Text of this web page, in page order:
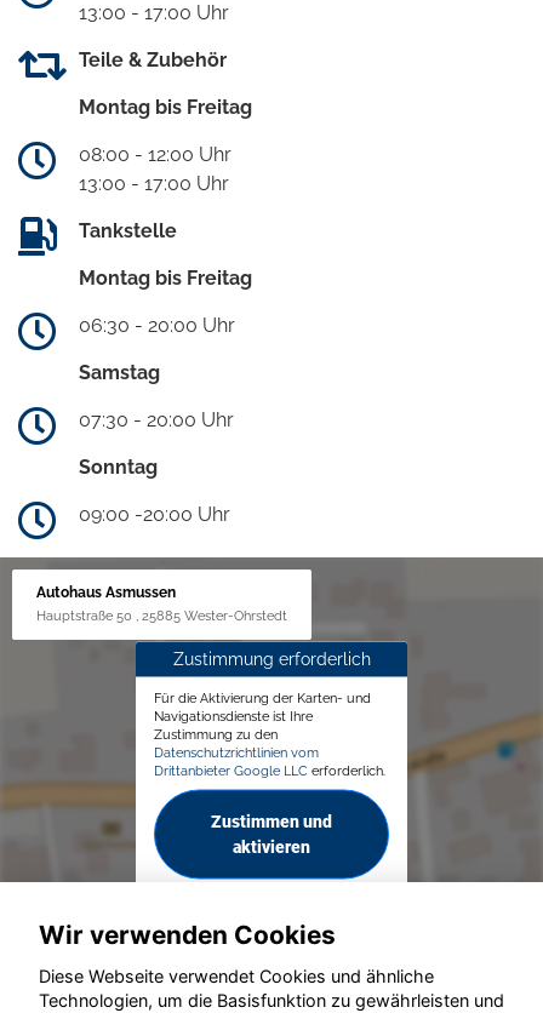
13:00 - 17:00 Uhr
Teile & Zubehör
Montag bis Freitag
08:00 - 12:00 Uhr
13:00 - 17:00 Uhr
Tankstelle
Montag bis Freitag
06:30 - 20:00 Uhr
Samstag
07:30 - 20:00 Uhr
Sonntag
09:00 -20:00 Uhr
Autohaus Asmussen
Hauptstraße 50 , 25885 Wester-Ohrstedt
Zustimmung erforderlich
Für die Aktivierung der Karten- und
Navigationsdienste ist Ihre
Zustimmung zu den
Datenschutzrichtlinien vom
Drittanbieter Google LLC erforderlich.
Zustimmen und
aktivieren
Wir verwenden Cookies
Diese Webseite verwendet Cookies und ähnliche
Technologien, um die Basisfunktion zu gewährleisten und